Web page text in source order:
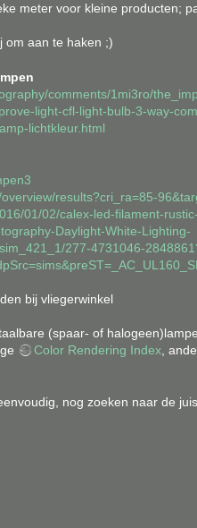
meter voor kleine producten;
om aan te haken ;)
comments/1mi3ro/
light-cfl-light-bulb-3-way-
lichtkleur.html
results?cri_ra=85-
01/02/calex-led-filament-
Daylight-White-Lighting-
277-4731046-
bij vliegerwinkel
(spaar- of
Color Rendering Index ,
nog zoeken naar de